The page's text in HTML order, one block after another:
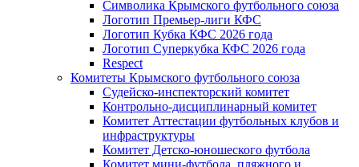
Символика Крымского футбольного союза
Логотип Премьер-лиги КФС
Логотип Кубка КФС 2026 года
Логотип Суперкубка КФС 2026 года
Respect
Комитеты Крымского футбольного союза
Судейско-инспекторский комитет
Контрольно-дисциплинарный комитет
Комитет Аттестации футбольных клубов и
инфраструктуры
Комитет Детско-юношеского футбола
Комитет мини-футбола, пляжного и